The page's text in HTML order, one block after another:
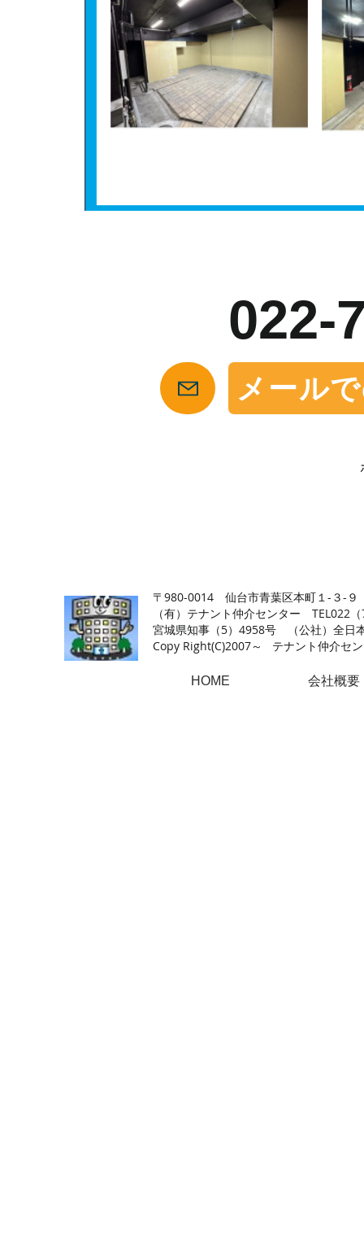
022-
メール
〒980-0014 仙台市青葉区本町１-３-９
（有）テナント仲介センター TEL022
宮城県知事（5）4958号 （公社）全日
Copy Right(C)2007～ テナント仲介セ
HOME 会社概要